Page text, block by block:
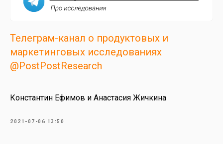
Телеграм-канал о продуктовых и
маркетинговых исследованиях
@PostPostResearch
Константин Ефимов и Анастасия Жичкина
2021-07-06 13:50